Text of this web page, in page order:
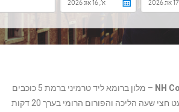
– מלון ברומא ליד טרמיני ברמת 5 כוכבים
שנמצא בכיכר פיאצה דל צ’ינקווצ’נטו. מזרקת טרווי נמצאת במרחק של כמעט חצי שעה הליכה והפורום הרומי בערך 20 דקות